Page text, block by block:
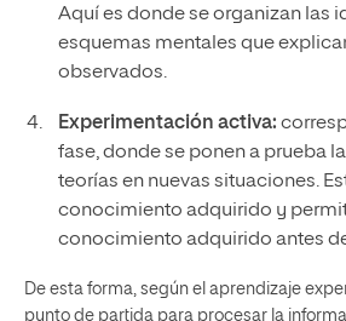
Aquí es donde se organizan las
esquemas mentales que
observados.
Experimentación activa:
fase, donde se ponen a prueba
teorías en nuevas situaciones.
conocimiento adquirido y
conocimiento adquirido antes
De esta forma, según el aprendizaje
punto de partida para procesar la